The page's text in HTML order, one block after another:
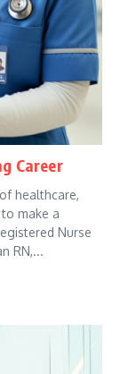
Career
healthcare,
make a
Nurse
RN,...